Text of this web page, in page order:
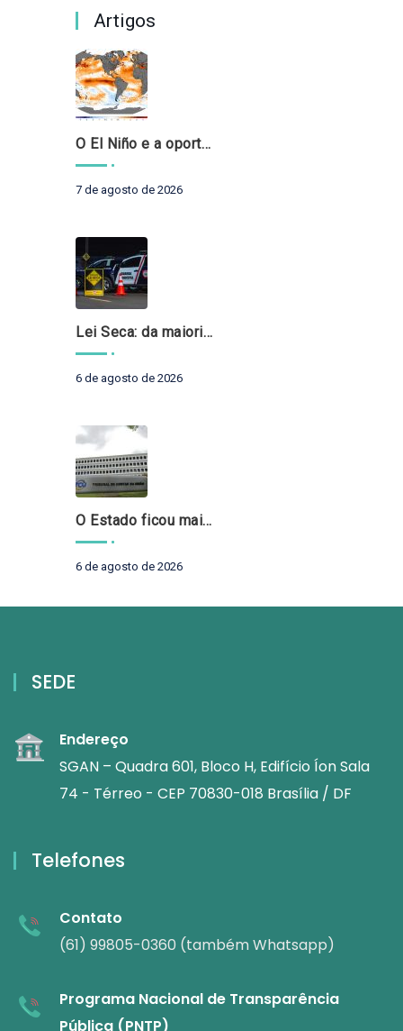
Artigos
O El Niño e a oportunidade de fortalecer o controle externo das políticas climáticas
7 de agosto de 2026
Lei Seca: da maioridade à maturidade
6 de agosto de 2026
O Estado ficou mais complexo. O controle precisa acompanhar
6 de agosto de 2026
SEDE
Endereço
SGAN – Quadra 601, Bloco H, Edifício Íon Sala
74 - Térreo - CEP 70830-018 Brasília / DF
Telefones
Contato
(61) 99805-0360 (também Whatsapp)
Programa Nacional de Transparência
Pública (PNTP)